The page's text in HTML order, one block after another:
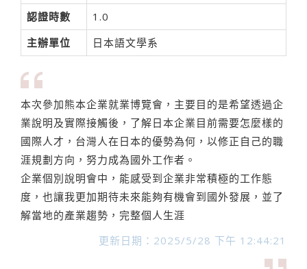
認證時數
1.0
主辦單位
日本語文學系
本次參加熊本企業就業博覽會，主要目的是希望透過企
業說明及實際接觸後，了解日本企業目前需要怎麼樣的
國際人才，台灣人在日本的優勢為何，以修正自己的職
涯規劃方向，努力成為國外工作者。
企業個別說明會中，能感受到企業非常積極的工作態
度，也讓我更加期待未來能夠有機會到國外發展，並了
解當地的產業趨勢，完整個人生涯
更新日期：2025/5/28 下午 12:44:21